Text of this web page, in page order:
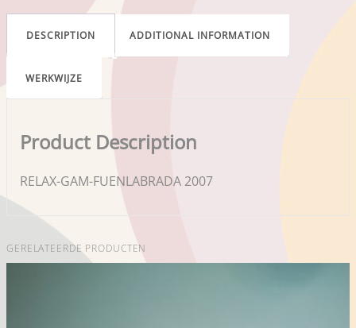
DESCRIPTION ADDITIONAL INFORMATION
WERKWIJZE
Product Description
RELAX-GAM-FUENLABRADA 2007
GERELATEERDE PRODUCTEN